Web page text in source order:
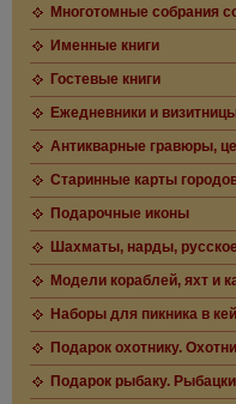
Многотомные собрания
Именные книги
Гостевые книги
Ежедневники и
Антикварные гравюры,
Старинные карты
Подарочные иконы
Шахматы, нарды,
Модели кораблей, яхт и
Наборы для пикника в
Подарок охотнику.
Подарок рыбаку.